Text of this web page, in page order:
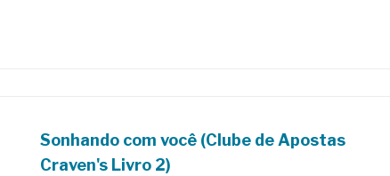
Sonhando com você (Clube de Apostas
Craven's Livro 2)